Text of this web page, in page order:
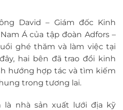
ông David – Giám đốc Kinh
Á của tập đoàn Adfors –
ghé thăm và làm việc tại
hai bên đã trao đổi kinh
hướng hợp tác và tìm kiếm
trong tương lai.
là nhà sản xuất lưới địa kỹ